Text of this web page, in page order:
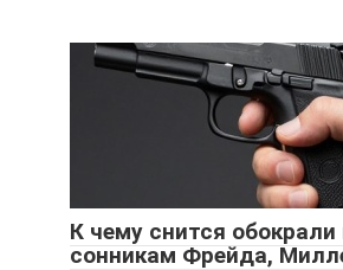
К чему снится обокрали
сонникам Фрейда,